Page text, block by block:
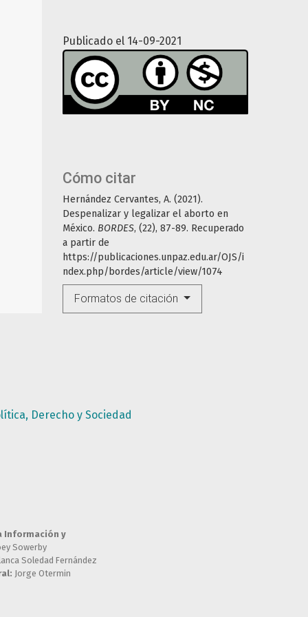
Publicado el 14-09-2021
Cómo citar
Hernández Cervantes, A. (2021).
Despenalizar y legalizar el aborto en
México. BORDES, (22), 87-89. Recuperado
a partir de
https://publicaciones.unpaz.edu.ar/OJS/i
ndex.php/bordes/article/view/1074
Formatos de citación
Derecho y Sociedad
Información y
Sowerby
Soledad Fernández
Jorge Otermin